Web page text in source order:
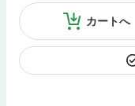
カートへ